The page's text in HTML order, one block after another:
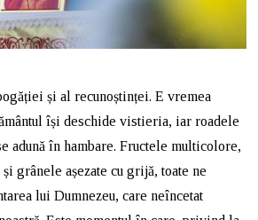
și al recunoștinței. E vremea
își deschide vistieria, iar roadele
adună în hambare. Fructele multicolore,
grânele așezate cu grijă, toate ne
lui Dumnezeu, care neîncetat